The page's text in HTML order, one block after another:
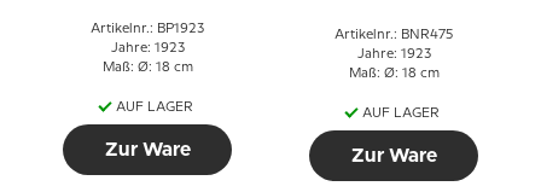
Artikelnr.: BP1923
Jahre: 1923
Maß: Ø: 18 cm
AUF LAGER
Zur Ware
Artikelnr.: BNR475
Jahre: 1923
Maß: Ø: 18 cm
AUF LAGER
Zur Ware